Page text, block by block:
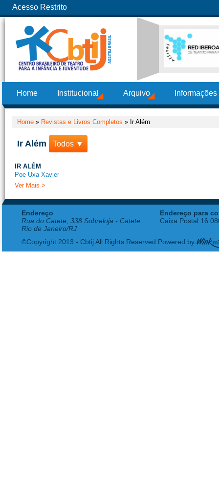
Acesso Restrito
Home Institucional Arquivo
Home » Revistas e Livros Completos » Ir Além
Ir Além Todos ▼
IR ALÉM
Poe Uxa Xavier
Ver Mais >
Endereço
Rua do Catete, 338 Sobreloja - Catete
Rio de Janeiro/RJ
Endereço para
Caixa Postal
©Copyright 2013 - Cbtij All Rights Reserved Powered by: